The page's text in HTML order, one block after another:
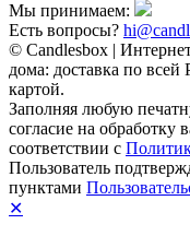
Мы принимаем:
Есть вопросы?
© Candlesbox |
дома: доставка по
картой.
Заполняя любую
согласие на
соответствии с
Пользователь
пунктами
✕